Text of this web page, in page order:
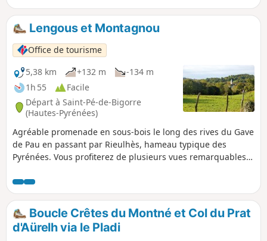
Lengous et Montagnou
Office de tourisme
5,38 km
+132 m
-134 m
1h 55
Facile
Départ à Saint-Pé-de-Bigorre
(Hautes-Pyrénées)
Agréable promenade en sous-bois le long des rives du Gave
de Pau en passant par Rieulhès, hameau typique des
Pyrénées. Vous profiterez de plusieurs vues remarquables
Boucle Crêtes du Montné et Col du Prat
d'Aürelh via le Pladi